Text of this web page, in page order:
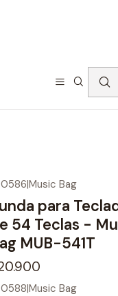
|Music Bag
para
54 Teclas -
MUB-541T
|Music Bag